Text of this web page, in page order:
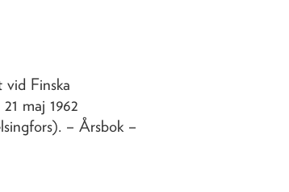
vid Finska
maj 1962
. – Årsbok –